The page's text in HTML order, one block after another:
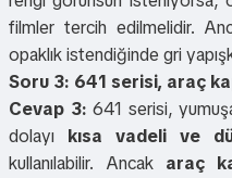
filmler tercih edilmelidir.
opaklık istendiğinde gri
Soru 3: 641 serisi, araç
Cevap 3: 641 serisi,
dolayı kısa vadeli ve
kullanılabilir. Ancak araç